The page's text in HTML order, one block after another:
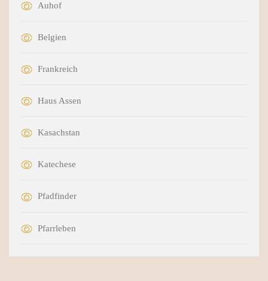
Auhof
Belgien
Frankreich
Haus Assen
Kasachstan
Katechese
Pfadfinder
Pfarrleben